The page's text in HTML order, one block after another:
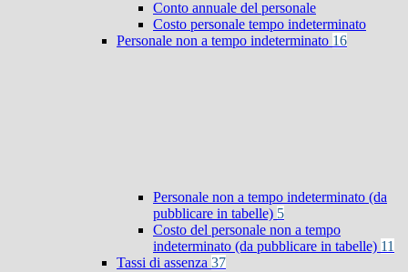
Conto annuale del personale
Costo personale tempo indeterminato
Personale non a tempo indeterminato 16
Personale non a tempo indeterminato (da
pubblicare in tabelle) 5
Costo del personale non a tempo
indeterminato (da pubblicare in tabelle) 11
Tassi di assenza 37